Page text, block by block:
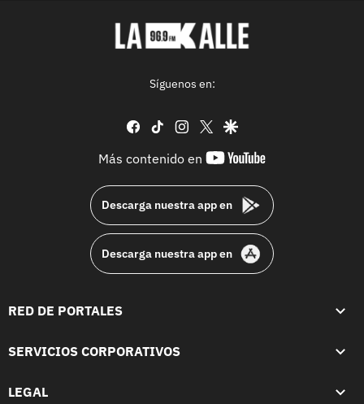
Síguenos en:
facebook
tiktok instagram
twittergoogle
Más contenido en
youtube-
Descarga nuestra app en
Descarga nuestra app en
RED DE PORTALES
SERVICIOS CORPORATIVOS
LEGAL